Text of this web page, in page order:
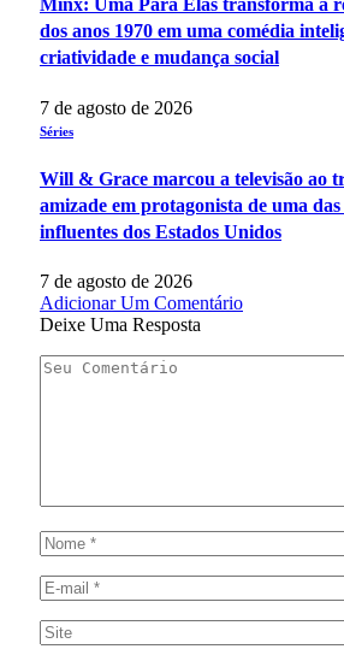
Minx: Uma Para Elas transforma a
dos anos 1970 em uma comédia
criatividade e mudança social
7 de agosto de 2026
Séries
Will & Grace marcou a televisão ao
amizade em protagonista de uma das
influentes dos Estados Unidos
7 de agosto de 2026
Adicionar Um Comentário
Deixe Uma Resposta